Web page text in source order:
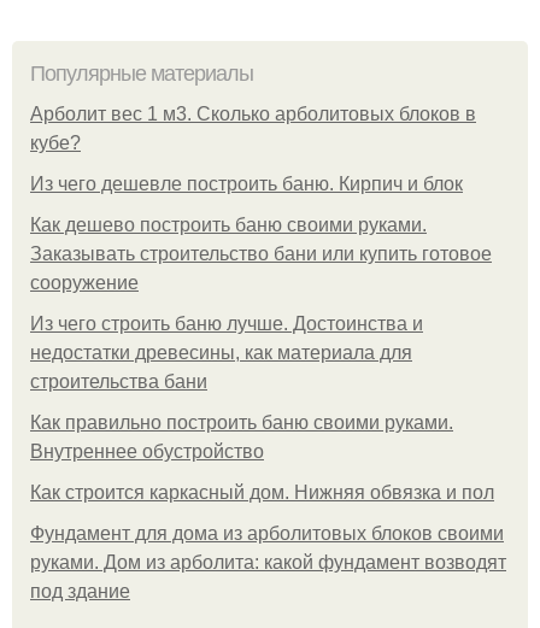
Популярные материалы
Арболит вес 1 м3. Сколько арболитовых блоков в
кубе?
Из чего дешевле построить баню. Кирпич и блок
Как дешево построить баню своими руками.
Заказывать строительство бани или купить готовое
сооружение
Из чего строить баню лучше. Достоинства и
недостатки древесины, как материала для
строительства бани
Как правильно построить баню своими руками.
Внутреннее обустройство
Как строится каркасный дом. Нижняя обвязка и пол
Фундамент для дома из арболитовых блоков своими
руками. Дом из арболита: какой фундамент возводят
под здание